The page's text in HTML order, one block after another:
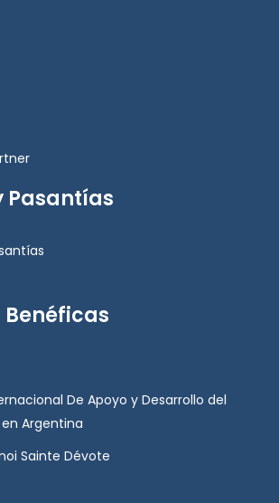
Pasantías
De Apoyo y Desarrollo del
Argentina
Sainte Dévote